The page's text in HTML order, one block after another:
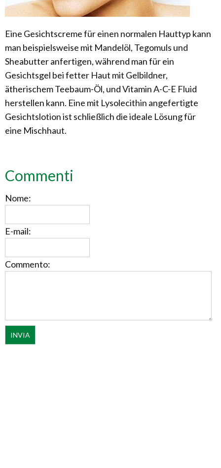
Eine Gesichtscreme für einen normalen Hauttyp kann
man beispielsweise mit Mandelöl, Tegomuls und
Sheabutter anfertigen, während man für ein
Gesichtsgel bei fetter Haut mit Gelbildner,
ätherischem Teebaum-Öl, und Vitamin A-C-E Fluid
herstellen kann. Eine mit Lysolecithin angefertigte
Gesichtslotion ist schließlich die ideale Lösung für
eine Mischhaut.
Commenti
Nome:
E-mail:
Commento: